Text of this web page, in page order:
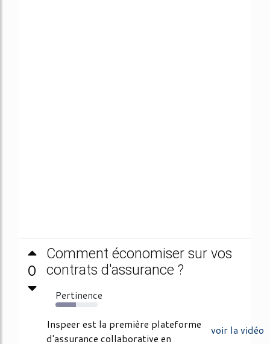
0
Comment économiser sur vos
contrats d'assurance ?
Pertinence
49%
voir la vidéo
Inspeer est la première plateforme
d'assurance collaborative en